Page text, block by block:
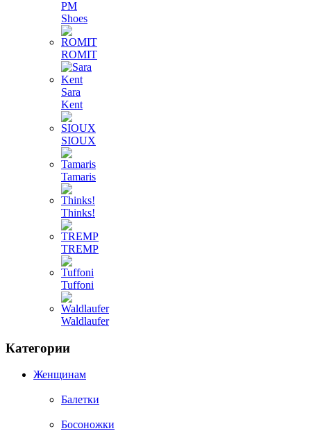
PM
Shoes
ROMIT
Sara
Kent
SIOUX
Tamaris
Thinks!
TREMP
Tuffoni
Waldlaufer
Категории
Женщинам
Балетки
Босоножки